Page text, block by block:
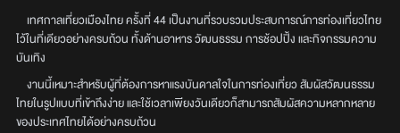
เทศกาลเที่ยวเมืองไทย ครั้งที่ 44 เป็นงานที่รวบรวมประสบการณ์การท่องเที่ยวไทย
ไว้ในที่เดียวอย่างครบถ้วน ทั้งด้านอาหาร วัฒนธรรม การช้อปปิ้ง และกิจกรรมความ
บันเทิง
งานนี้เหมาะสำหรับผู้ที่ต้องการหาแรงบันดาลใจในการท่องเที่ยว สัมผัสวัฒนธรรม
ไทยในรูปแบบที่เข้าถึงง่าย และใช้เวลาเพียงวันเดียวก็สามารถสัมผัสความหลากหลาย
ของประเทศไทยได้อย่างครบถ้วน